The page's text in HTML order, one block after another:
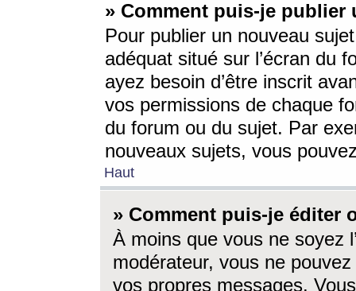
» Comment puis-je
Pour publier un nouveau
adéquat situé sur l’écran du
ayez besoin d’être inscrit
vos permissions de chaque
du forum ou du sujet. Par
nouveaux sujets, vous
Haut
» Comment puis-je éditer
À moins que vous ne soyez
modérateur, vous ne
vos propres messages.